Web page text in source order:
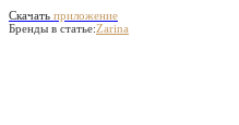
Скачать приложение
Бренды в статье:Zarina